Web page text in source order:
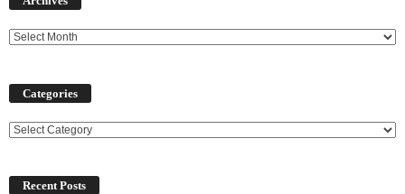
Categories
Categories
Recent Posts